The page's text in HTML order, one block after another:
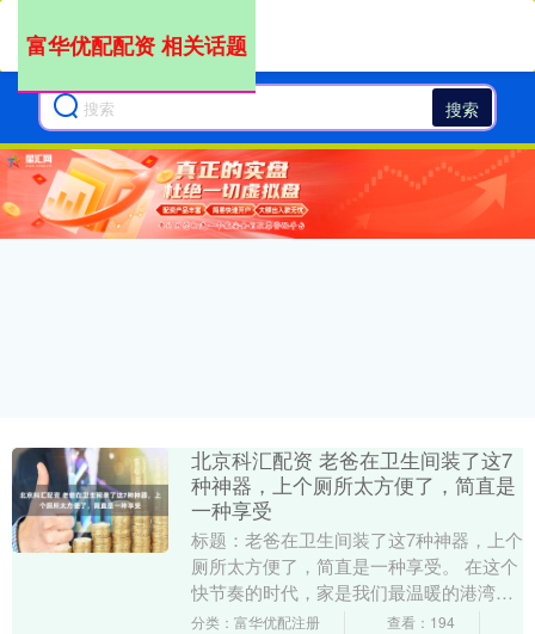
搜索
富华优配配资 相关话题
北京科汇配资 老爸在卫生间装了这7
种神器，上个厕所太方便了，简直是
一种享受
标题：老爸在卫生间装了这7种神器，上个
厕所太方便了，简直是一种享受。 在这个
快节奏的时代，家是我们最温暖的港湾，
而卫生间则是我们放松身心的私密空间。
分类：富华优配注册 查看：194